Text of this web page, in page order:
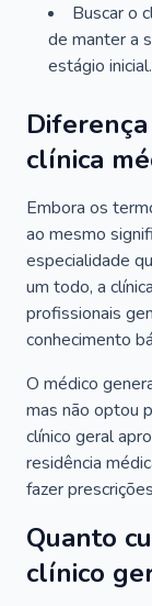
Buscar o
de manter a
estágio inicial.
clínica
Embora os
ao mesmo
especialidade
um todo, a
profissionais
conhecimento
O médico
mas não optou
clínico geral
residência
fazer
Quanto
clínico